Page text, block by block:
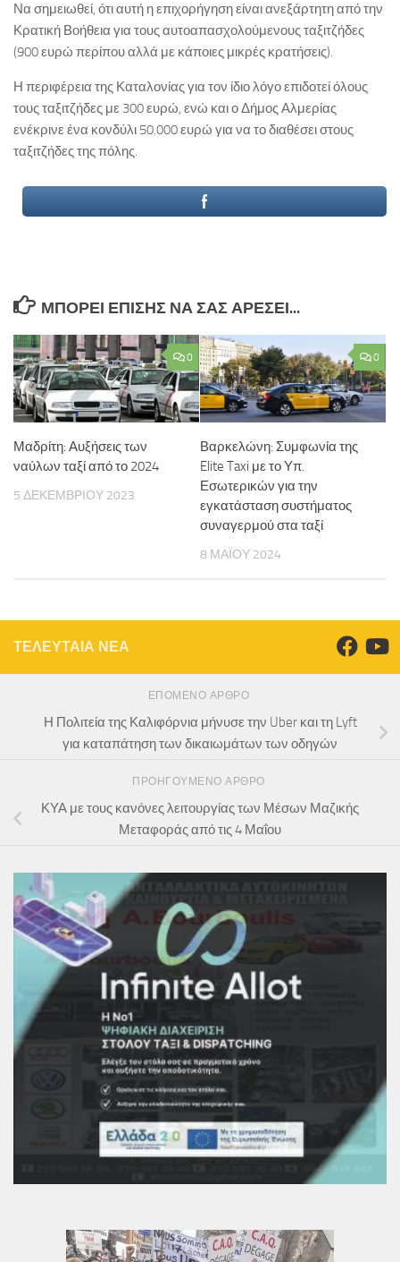
Να σημειωθεί, ότι αυτή η επιχορήγηση είναι ανεξάρτητη από την
Κρατική Βοήθεια για τους αυτοαπασχολούμενους ταξιτζήδες
(900 ευρώ περίπου αλλά με κάποιες μικρές κρατήσεις).
Η περιφέρεια της Καταλονίας για τον ίδιο λόγο επιδοτεί όλους
τους ταξιτζήδες με 300 ευρώ, ενώ και ο Δήμος Αλμερίας
ενέκρινε ένα κονδύλι 50.000 ευρώ για να το διαθέσει στους
ταξιτζήδες της πόλης.
ΜΠΟΡΕΊ ΕΠΊΣΗΣ ΝΑ ΣΑΣ ΑΡΈΣΕΙ...
0
Μαδρίτη: Αυξήσεις των
ναύλων ταξί από το 2024
5 ΔΕΚΕΜΒΡΊΟΥ 2023
0
Βαρκελώνη: Συμφωνία της
Elite Taxi με το Υπ.
Εσωτερικών για την
εγκατάσταση συστήματος
συναγερμού στα ταξί
8 ΜΑΪ́ΟΥ 2024
ΤΕΛΕΥΤΑΙΑ ΝΕΑ
ΕΠΌΜΕΝΟ ΆΡΘΡΟ
Η Πολιτεία της Καλιφόρνια μήνυσε την Uber και τη Lyft
για καταπάτηση των δικαιωμάτων των οδηγών
ΠΡΟΗΓΟΎΜΕΝΟ ΆΡΘΡΟ
ΚΥΑ με τους κανόνες λειτουργίας των Μέσων Μαζικής
Μεταφοράς από τις 4 Μαΐου